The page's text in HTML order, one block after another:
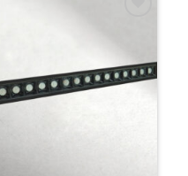
se
pueden